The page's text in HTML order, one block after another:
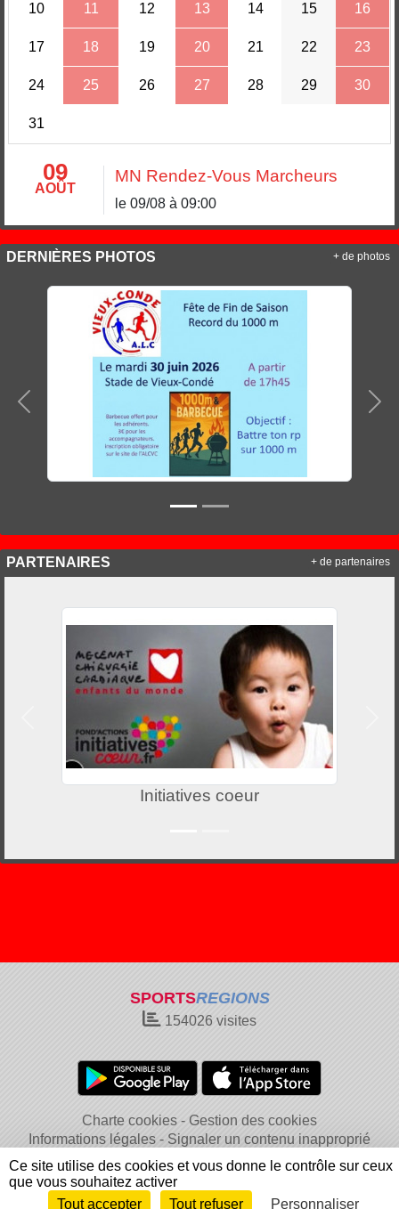
10 11 12 13 14 15 16
17 18 19 20 21 22 23
24 25 26 27 28 29 30
31
09
AOÛT
MN Rendez-Vous Marcheurs
le 09/08 à 09:00
DERNIÈRES PHOTOS
Précedent
+ de photos
PARTENAIRES
Initiatives coeur
Précedent
+ de partenaires
SPORTSREGIONS
154026 visites
Charte cookies
Gestion des cookies
Informations légales
Signaler un contenu inapproprié
Envie de participer ? Connexion
Ce site utilise des cookies et vous donne le contrôle sur ceux
que vous souhaitez activer
Tout accepter
Tout refuser Personnaliser